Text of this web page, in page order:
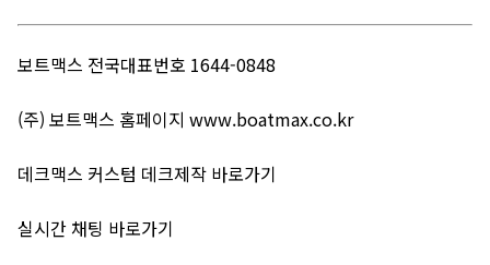
보트맥스 전국대표번호 1644-0848
(주) 보트맥스 홈페이지 www.boatmax.co.kr
데크맥스 커스텀 데크제작 바로가기
실시간 채팅 바로가기